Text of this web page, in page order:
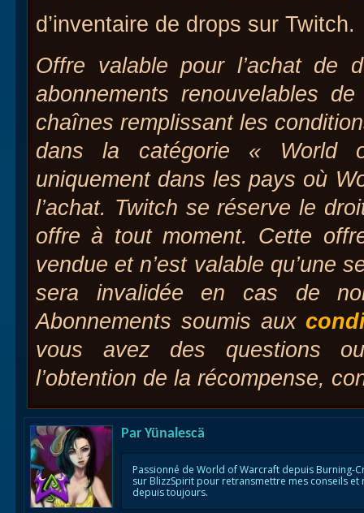
d’inventaire de drops sur Twitch.
Offre valable pour l’achat de
abonnements renouvelables
chaînes remplissant les
dans la catégorie « World
uniquement dans les pays où
l’achat. Twitch se réserve le
offre à tout moment. Cette
vendue et n’est valable qu’une
sera invalidée en cas de
Abonnements soumis aux
vous avez des questions
l’obtention de la récompense,
Par Yünalescä
Passionné de World of Warcraft depuis Burning-
sur BlizzSpirit pour retransmettre mes conseils
depuis toujours.